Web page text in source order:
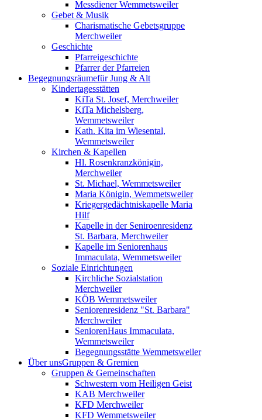
Messdiener Wemmetsweiler
Gebet & Musik
Charismatische Gebetsgruppe
Merchweiler
Geschichte
Pfarreigeschichte
Pfarrer der Pfarreien
Begegnungsräumefür Jung & Alt
Kindertagesstätten
KiTa St. Josef, Merchweiler
KiTa Michelsberg,
Wemmetsweiler
Kath. Kita im Wiesental,
Wemmetsweiler
Kirchen & Kapellen
Hl. Rosenkranzkönigin,
Merchweiler
St. Michael, Wemmetsweiler
Maria Königin, Wemmetsweiler
Kriegergedächtniskapelle Maria
Hilf
Kapelle in der Seniroenresidenz
St. Barbara, Merchweiler
Kapelle im Seniorenhaus
Immaculata, Wemmetsweiler
Soziale Einrichtungen
Kirchliche Sozialstation
Merchweiler
KÖB Wemmetsweiler
Seniorenresidenz "St. Barbara"
Merchweiler
SeniorenHaus Immaculata,
Wemmetsweiler
Begegnungsstätte Wemmetsweiler
Über unsGruppen & Gremien
Gruppen & Gemeinschaften
Schwestern vom Heiligen Geist
KAB Merchweiler
KFD Merchweiler
KFD Wemmetsweiler